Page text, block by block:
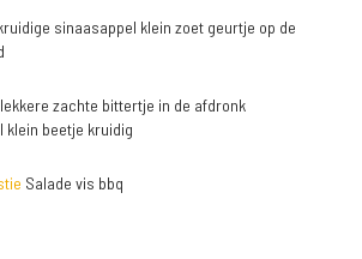
sinaasappel klein zoet geurtje op de
zachte bittertje in de afdronk
klein beetje kruidig
Salade vis bbq